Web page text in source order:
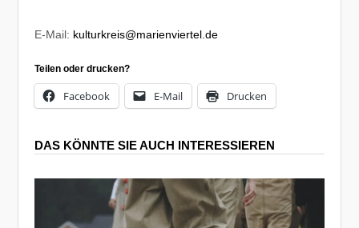
E-Mail: kulturkreis@marienviertel.de
Teilen oder drucken?
Facebook E-Mail Drucken
DAS KÖNNTE SIE AUCH INTERESSIEREN